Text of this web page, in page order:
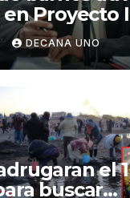
en Proyecto
DECANA UNO
el
buscar